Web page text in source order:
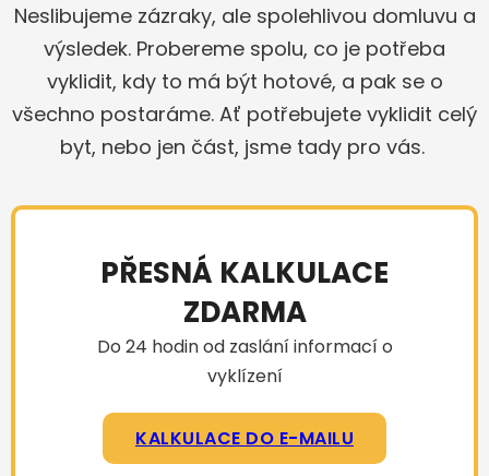
Neslibujeme zázraky, ale spolehlivou domluvu a
výsledek. Probereme spolu, co je potřeba
vyklidit, kdy to má být hotové, a pak se o
všechno postaráme. Ať potřebujete vyklidit celý
byt, nebo jen část, jsme tady pro vás.
PŘESNÁ KALKULACE
ZDARMA
Do 24 hodin od zaslání informací o
vyklízení
KALKULACE DO E-MAILU